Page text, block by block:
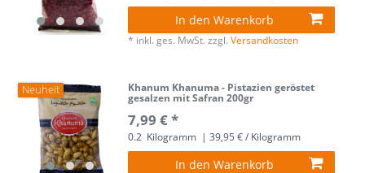
In den Warenkorb
* inkl. ges. MwSt. zzgl.Versandkosten
Neuheit Khanum Khanuma - Pistazien geröstet
gesalzen mit Safran 200gr
7,99 € *
0.2 Kilogramm | 39,95 € / Kilogramm
In den Warenkorb